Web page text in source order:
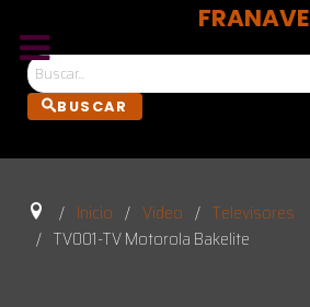
FRANAVE
BUSCAR
Inicio Video
Televisores
TV001-TV Motorola Bakelite